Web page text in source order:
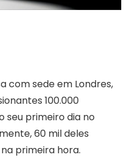
com sede em Londres,
100.000
seu primeiro dia no
60 mil deles
primeira hora.